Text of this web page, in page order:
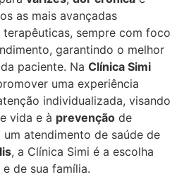
as mais avançadas
sempre com foco
garantindo o melhor
paciente. Na Clínica Simi
uma experiência
individualizada, visando
vida e à prevenção de
atendimento de saúde de
, a Clínica Simi é a escolha
de sua família.